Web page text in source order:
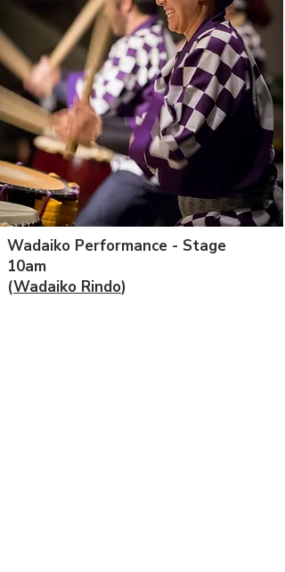
Wadaiko Performance - Stage
10am
(Wadaiko Rindo)